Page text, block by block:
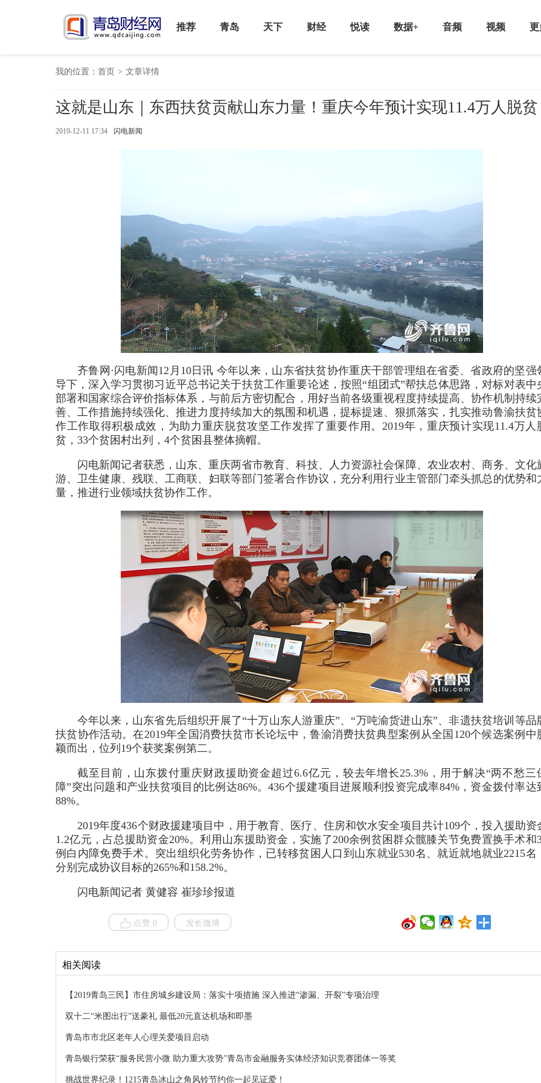
推荐 青岛 天下 财经 悦读 数据+ 音频 视频 更
我的位置： 首页 > 文章详情
这就是山东｜东西扶贫贡献山东力量！重庆今年预计实现11.4万人脱贫
2019-12-11 17:34 闪电新闻
齐鲁网·闪电新闻12月10日讯 今年以来，山东省扶贫协作重庆干部管理组在省委、省政府的坚强
导下，深入学习贯彻习近平总书记关于扶贫工作重要论述，按照“组团式”帮扶总体思路，对标对表中
部署和国家综合评价指标体系，与前后方密切配合，用好当前各级重视程度持续提高、协作机制持续
善、工作措施持续强化、推进力度持续加大的氛围和机遇，提标提速、狠抓落实，扎实推动鲁渝扶贫
作工作取得积极成效，为助力重庆脱贫攻坚工作发挥了重要作用。2019年，重庆预计实现11.4万人
贫，33个贫困村出列，4个贫困县整体摘帽。
闪电新闻记者获悉，山东、重庆两省市教育、科技、人力资源社会保障、农业农村、商务、文化
游、卫生健康、残联、工商联、妇联等部门签署合作协议，充分利用行业主管部门牵头抓总的优势和
量，推进行业领域扶贫协作工作。
今年以来，山东省先后组织开展了“十万山东人游重庆”、“万吨渝货进山东”、非遗扶贫培训等品
扶贫协作活动。在2019年全国消费扶贫市长论坛中，鲁渝消费扶贫典型案例从全国120个候选案例中
颖而出，位列19个获奖案例第二。
截至目前，山东拨付重庆财政援助资金超过6.6亿元，较去年增长25.3%，用于解决“两不愁三
障”突出问题和产业扶贫项目的比例达86%。436个援建项目进展顺利投资完成率84%，资金拨付率达
88%。
2019年度436个财政援建项目中，用于教育、医疗、住房和饮水安全项目共计109个，投入援助资
1.2亿元，占总援助资金20%。利用山东援助资金，实施了200余例贫困群众髋膝关节免费置换手术和
例白内障免费手术。突出组织化劳务协作，已转移贫困人口到山东就业530名、就近就地就业2215名
分别完成协议目标的265%和158.2%。
闪电新闻记者 黄健容 崔珍珍报道
点赞 0 发长微博
相关阅读
【2019青岛三民】市住房城乡建设局：落实十项措施 深入推进“渗漏、开裂”专项治理
双十二“米图出行”送豪礼 最低20元直达机场和即墨
青岛市市北区老年人心理关爱项目启动
青岛银行荣获“服务民营小微 助力重大攻势”青岛市金融服务实体经济知识竞赛团体一等奖
挑战世界纪录！1215青岛冰山之角风铃节约你一起见证爱！